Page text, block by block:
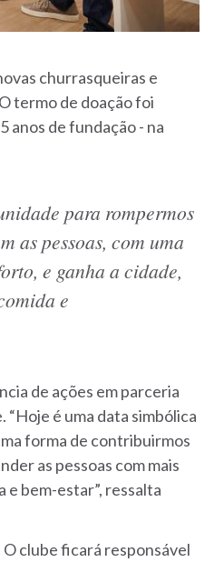
churrasqueiras e
termo de doação foi
anos de fundação - na
para rompermos
as pessoas, com uma
e ganha a cidade,
e
de ações em parceria
é uma data simbólica
forma de contribuirmos
as pessoas com mais
e bem-estar”, ressalta
clube ficará responsável